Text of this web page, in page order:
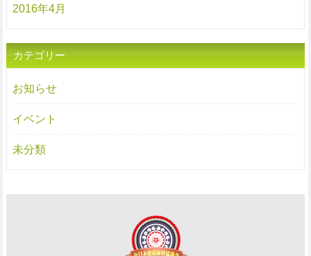
2016年4月
カテゴリー
お知らせ
イベント
未分類